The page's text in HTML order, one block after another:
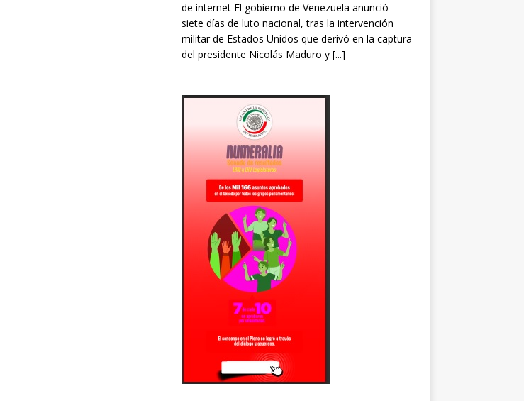
de internet El gobierno de Venezuela anunció
siete días de luto nacional, tras la intervención
militar de Estados Unidos que derivó en la captura
del presidente Nicolás Maduro y [...]